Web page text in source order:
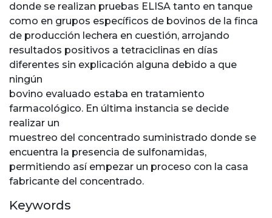
donde se realizan pruebas ELISA tanto en tanque
como en grupos específicos de bovinos de la finca
de producción lechera en cuestión, arrojando
resultados positivos a tetraciclinas en días
diferentes sin explicación alguna debido a que
ningún
bovino evaluado estaba en tratamiento
farmacológico. En última instancia se decide
realizar un
muestreo del concentrado suministrado donde se
encuentra la presencia de sulfonamidas,
permitiendo así empezar un proceso con la casa
fabricante del concentrado.
Keywords